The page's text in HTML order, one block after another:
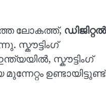
ലോകത്ത്, ഡിജിറ്റൽ
സ്കൗട്ടിംഗ്
സ്കൗട്ടിംഗ്